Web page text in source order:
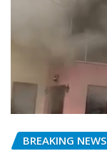
BREAKING NEWS